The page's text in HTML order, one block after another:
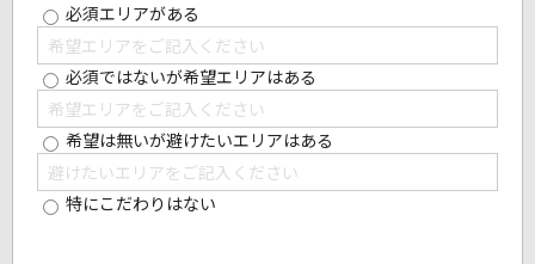
必須エリアがある
必須ではないが希望エリアはある
希望は無いが避けたいエリアはある
特にこだわりはない